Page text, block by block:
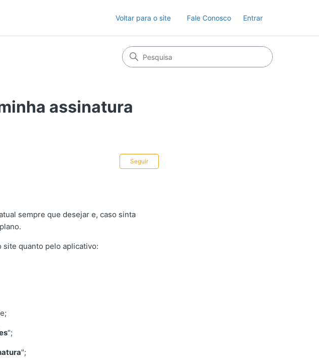
Voltar para o site Fale Conosco Entrar
assinatura
Seguir
sempre que desejar e, caso sinta
site quanto pelo aplicativo:
e;
";
";